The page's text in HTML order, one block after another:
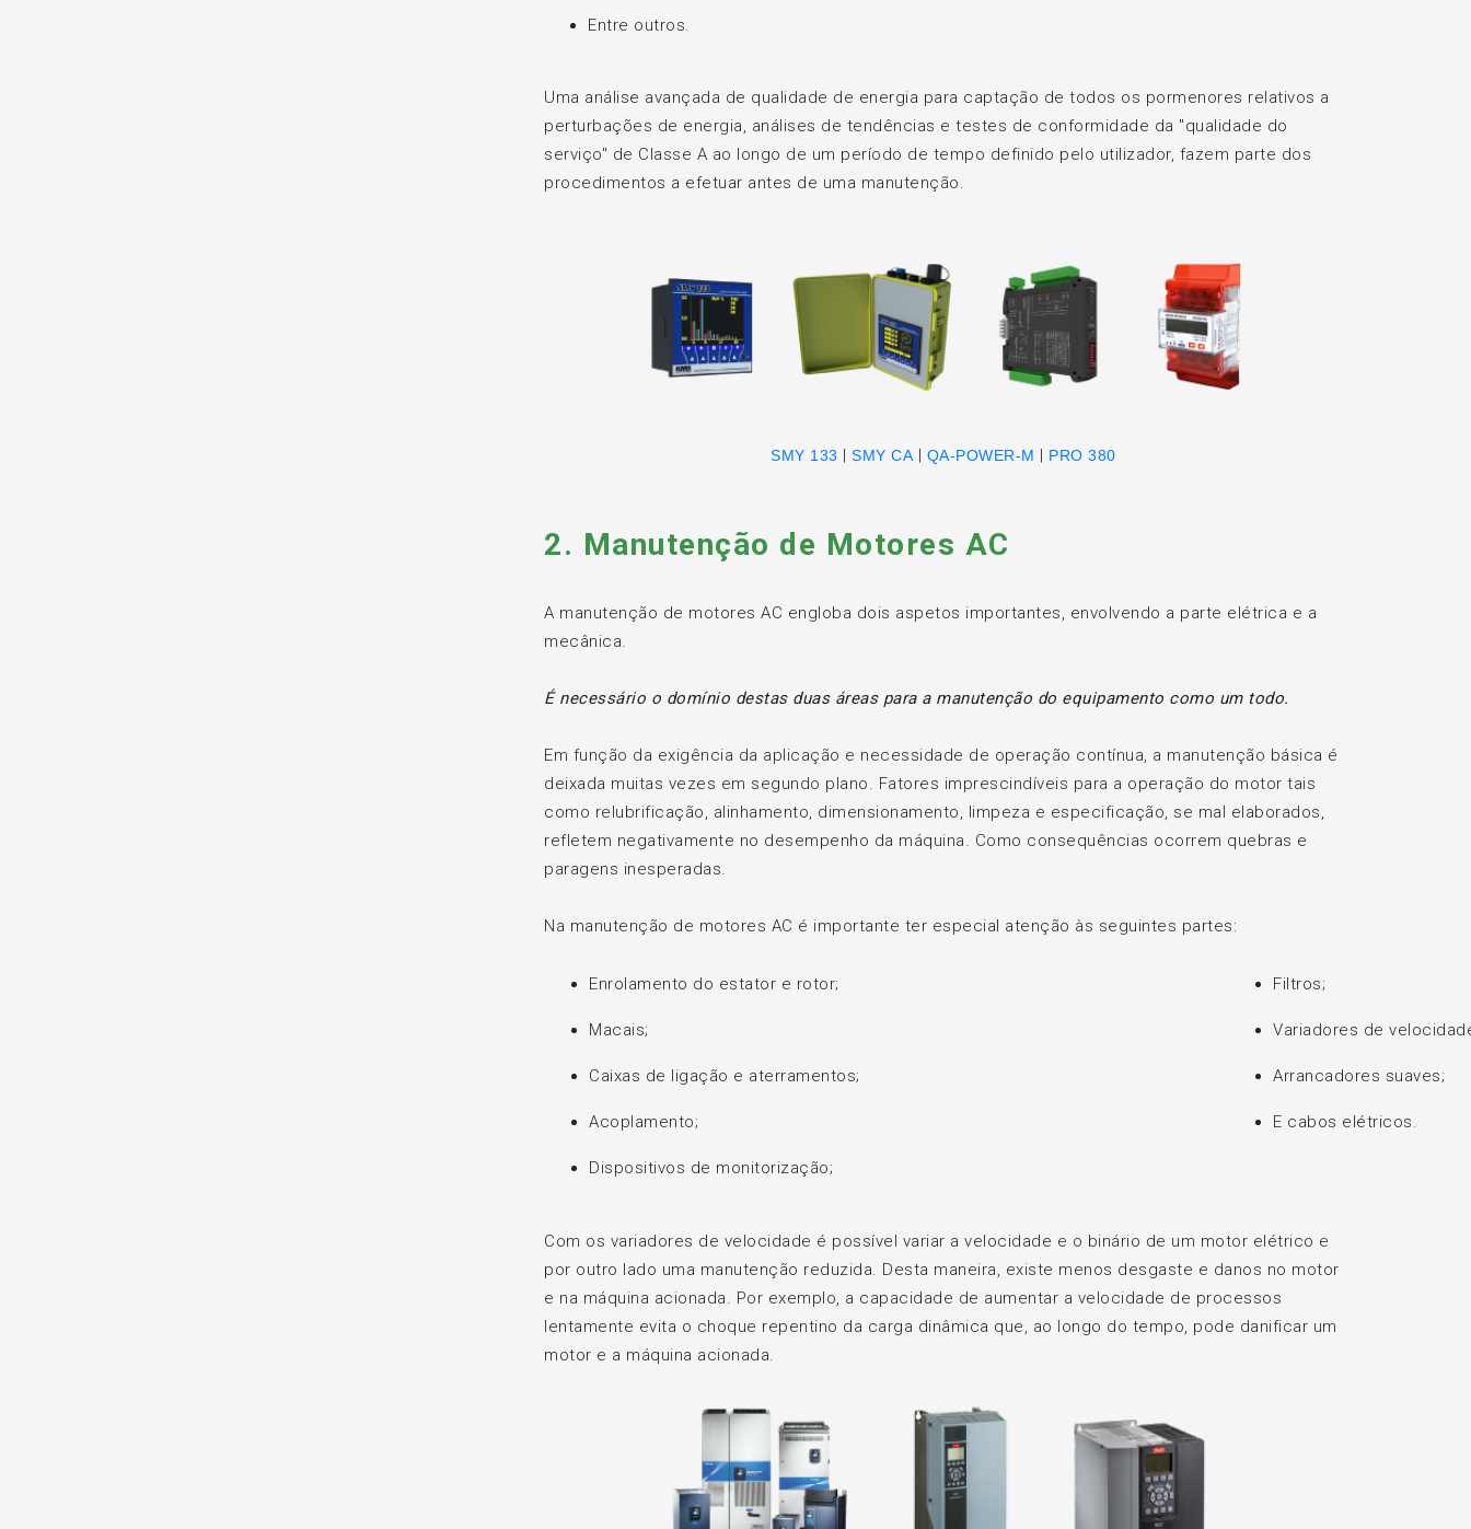
Entre outros.
Uma análise avançada de qualidade de energia para captação de todos os pormenores relativos a
perturbações de energia, análises de tendências e testes de conformidade da "qualidade do
serviço" de Classe A ao longo de um período de tempo definido pelo utilizador, fazem parte dos
procedimentos a efetuar antes de uma manutenção.
SMY 133 |SMY CA| QA-POWER-M | PRO 380
2. Manutenção de Motores AC
A manutenção de motores AC engloba dois aspetos importantes, envolvendo a parte elétrica e a
mecânica.
É necessário o domínio destas duas áreas para a manutenção do equipamento como um todo.
Em função da exigência da aplicação e necessidade de operação contínua, a manutenção básica é
deixada muitas vezes em segundo plano. Fatores imprescindíveis para a operação do motor tais
como relubrificação, alinhamento, dimensionamento, limpeza e especificação, se mal elaborados,
refletem negativamente no desempenho da máquina. Como consequências ocorrem quebras e
paragens inesperadas.
Na manutenção de motores AC é importante ter especial atenção às seguintes partes:
Enrolamento do estator e rotor; Filtros;
Macais; Variadores de
Caixas de ligação e aterramentos; Arrancadores suaves;
Acoplamento; E cabos elétricos.
Dispositivos de monitorização;
Com os variadores de velocidade é possível variar a velocidade e o binário de um motor elétrico e
por outro lado uma manutenção reduzida. Desta maneira, existe menos desgaste e danos no motor
e na máquina acionada. Por exemplo, a capacidade de aumentar a velocidade de processos
lentamente evita o choque repentino da carga dinâmica que, ao longo do tempo, pode danificar um
motor e a máquina acionada.